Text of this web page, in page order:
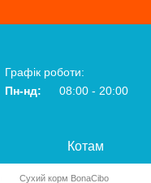
Графік роботи:
Пн-нд:
08:00 - 20:00
Котам
Сухий корм BonaCibo